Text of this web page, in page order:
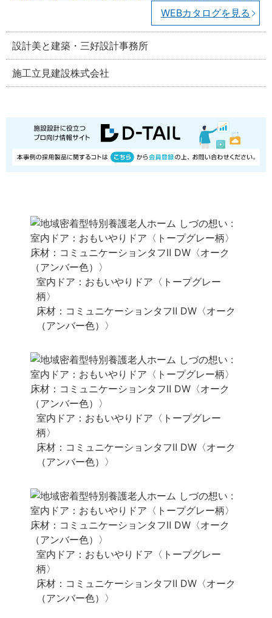
WEBカタログを見る
設計美と建築・三好設計事務所
施工立見建設株式会社
室内ドア：おもいやりドア〈トープグレー
柄〉
床材：コミュニケーションタフⅡ DW〈オーク
（アンバー色）〉
室内ドア：おもいやりドア〈トープグレー
柄〉
床材：コミュニケーションタフⅡ DW〈オーク
（アンバー色）〉
室内ドア：おもいやりドア〈トープグレー
柄〉
床材：コミュニケーションタフⅡ DW〈オーク
（アンバー色）〉